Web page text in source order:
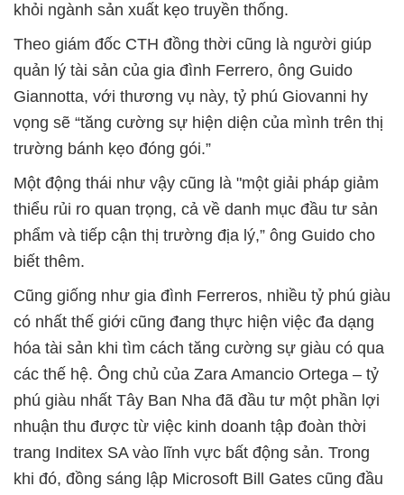
khỏi ngành sản xuất kẹo truyền thống.
Theo giám đốc CTH đồng thời cũng là người giúp
quản lý tài sản của gia đình Ferrero, ông Guido
Giannotta, với thương vụ này, tỷ phú Giovanni hy
vọng sẽ “tăng cường sự hiện diện của mình trên thị
trường bánh kẹo đóng gói.”
Một động thái như vậy cũng là "một giải pháp giảm
thiểu rủi ro quan trọng, cả về danh mục đầu tư sản
phẩm và tiếp cận thị trường địa lý,” ông Guido cho
biết thêm.
Cũng giống như gia đình Ferreros, nhiều tỷ phú giàu
có nhất thế giới cũng đang thực hiện việc đa dạng
hóa tài sản khi tìm cách tăng cường sự giàu có qua
các thế hệ. Ông chủ của Zara Amancio Ortega – tỷ
phú giàu nhất Tây Ban Nha đã đầu tư một phần lợi
nhuận thu được từ việc kinh doanh tập đoàn thời
trang Inditex SA vào lĩnh vực bất động sản. Trong
khi đó, đồng sáng lập Microsoft Bill Gates cũng đầu